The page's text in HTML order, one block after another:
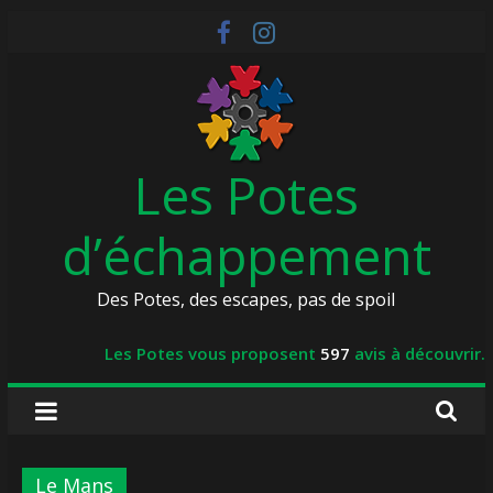
Les Potes
d’échappement
Des Potes, des escapes, pas de spoil
Les Potes vous proposent 597 avis à découvrir.
Le Mans